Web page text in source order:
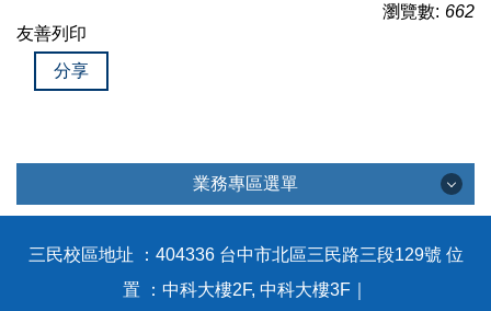
瀏覽數: 662
友善列印
分享
業務專區選單
三民校區地址 ：404336 台中市北區三民路三段129號 位
置 ：中科大樓2F, 中科大樓3F｜